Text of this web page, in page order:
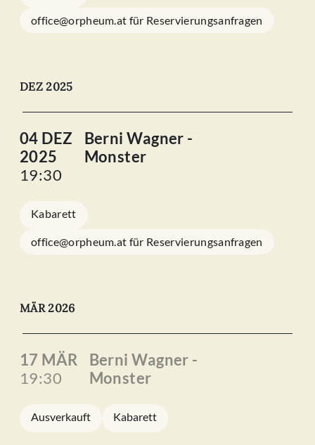
office@orpheum.at für Reservierungsanfragen
DEZ 2025
04 DEZ
2025
19:30
Berni Wagner -
Monster
Kabarett
office@orpheum.at für Reservierungsanfragen
MÄR 2026
17 MÄR
19:30
Berni Wagner -
Monster
Ausverkauft Kabarett